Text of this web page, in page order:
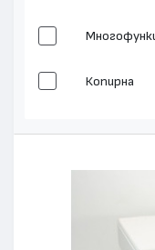
Копирна